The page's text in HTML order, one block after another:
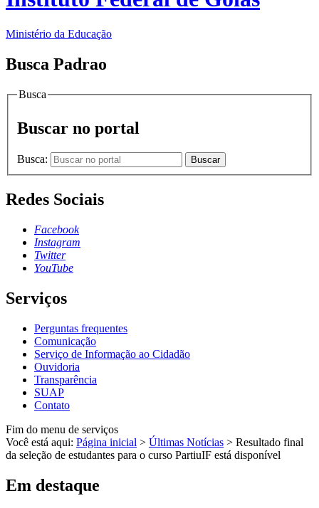
Ministério da Educação
Busca Padrao
Busca
Buscar no portal
Busca: Buscar
Redes Sociais
Facebook
Instagram
Twitter
YouTube
Serviços
Perguntas frequentes
Comunicação
Serviço de Informação ao Cidadão
Ouvidoria
Transparência
SUAP
Contato
Fim do menu de serviços
Você está aqui: Página inicial > Últimas Notícias > Resultado final
da seleção de estudantes para o curso PartiuIF está disponível
Em destaque